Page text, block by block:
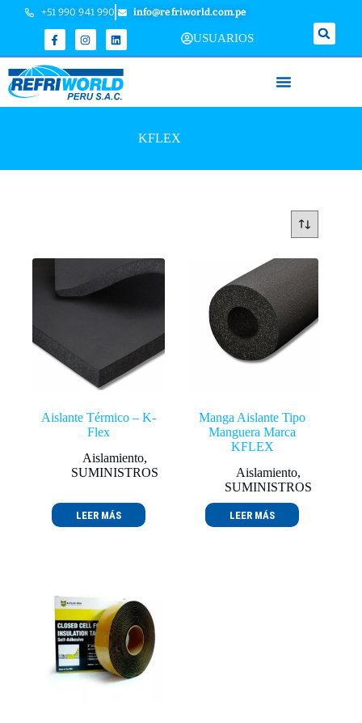
+51 990 941 990 info@refriworld.com.pe
USUARIOS
KFLEX
Aislante Térmico – K-
Flex
Aislamiento,
SUMINISTROS
LEER MÁS
Manga Aislante Tipo
Manguera Marca
KFLEX
Aislamiento,
SUMINISTROS
LEER MÁS